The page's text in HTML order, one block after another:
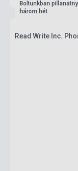
Boltunkban
három hét
Read Write Inc.